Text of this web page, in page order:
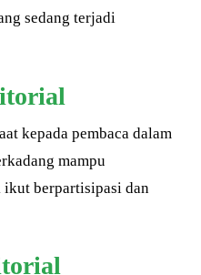
sedang terjadi
kepada pembaca dalam
mampu
ikut berpartisipasi dan